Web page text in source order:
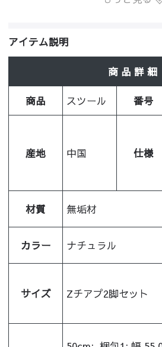
アイテム説明
商 品 詳 細
商品 スツール 番号
産地 中国 仕様
材質 無垢材
カラー ナチュラル
サイズ Zチアプ2脚セット